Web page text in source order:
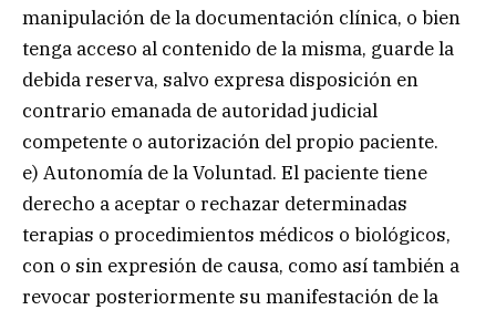
manipulación de la documentación clínica, o bien
tenga acceso al contenido de la misma, guarde la
debida reserva, salvo expresa disposición en
contrario emanada de autoridad judicial
competente o autorización del propio paciente.
e) Autonomía de la Voluntad. El paciente tiene
derecho a aceptar o rechazar determinadas
terapias o procedimientos médicos o biológicos,
con o sin expresión de causa, como así también a
revocar posteriormente su manifestación de la